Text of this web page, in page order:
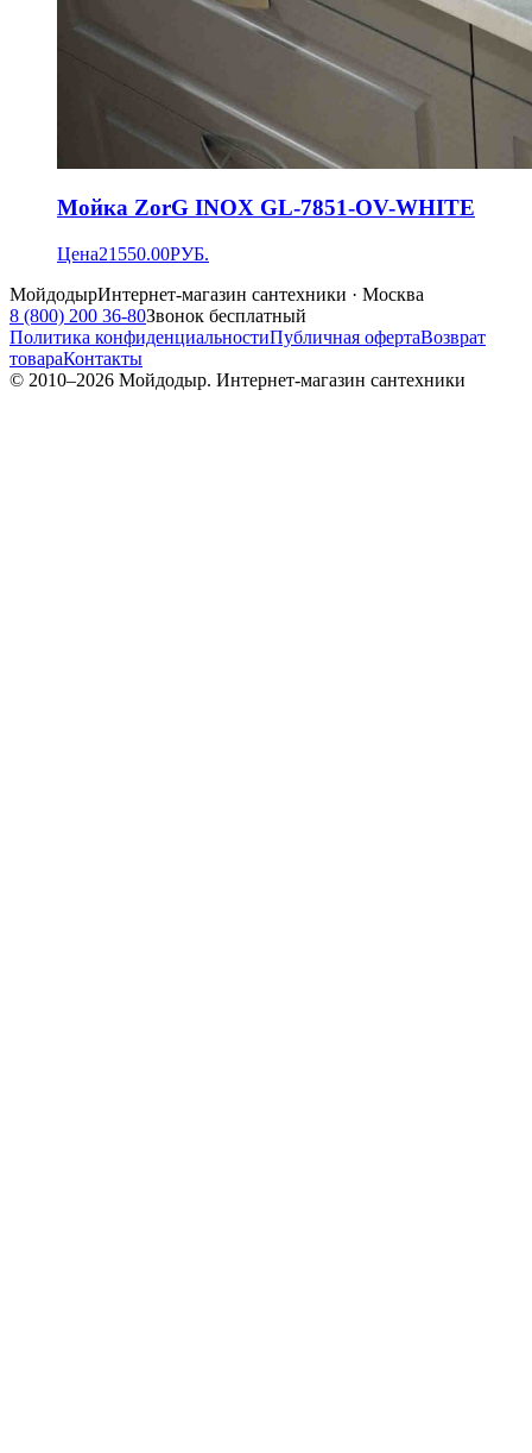
Мойка ZorG INOX GL-7851-OV-WHITE
Цена21550.00РУБ.
МойдодырИнтернет-магазин сантехники · Москва
8 (800) 200 36-80Звонок бесплатный
Политика конфиденциальностиПубличная офертаВозврат
товараКонтакты
© 2010–2026 Мойдодыр. Интернет-магазин сантехники